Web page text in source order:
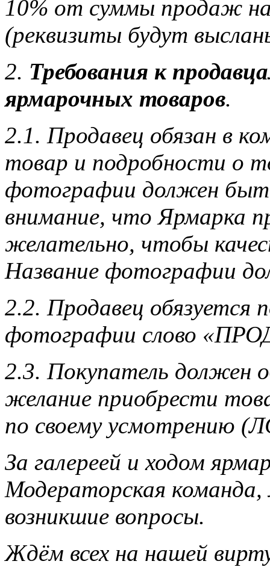
10% от суммы продаж
(реквизиты будут
2. Требования к
ярмарочных товаров.
2.1. Продавец обязан в
товар и подробности о
фотографии должен
внимание, что Ярмарка
желательно, чтобы
Название фотографии
2.2. Продавец обязуется
фотографии слово
2.3. Покупатель должен
желание приобрести
по своему усмотрению
За галереей и ходом
Модераторская
возникшие вопросы.
Ждём всех на нашей